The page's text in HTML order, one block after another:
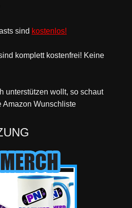
sind kostenlos!
komplett kostenfrei! Keine
unterstützen wollt, so schaut
Amazon Wunschliste